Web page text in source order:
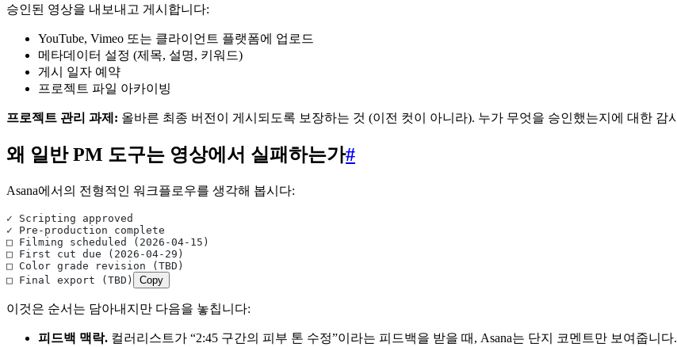
승인된 영상을 내보내고 게시합니다:
YouTube, Vimeo 또는 클라이언트 플랫폼에 업로드
메타데이터 설정 (제목, 설명, 키워드)
게시 일자 예약
프로젝트 파일 아카이빙
프로젝트 관리 과제: 올바른 최종 버전이 게시되도록 보장하는 것 (이전 컷이 아니라). 누가 무엇을 승인했는지에 대한 감
왜 일반 PM 도구는 영상에서 실패하는가#
Asana에서의 전형적인 워크플로우를 생각해 봅시다:
✓ Scripting approved
✓ Pre-production complete
□ Filming scheduled (2026-04-15)
□ First cut due (2026-04-29)
□ Color grade revision (TBD)
□ Final export (TBD)
Copy
이것은 순서는 담아내지만 다음을 놓칩니다:
피드백 맥락. 컬러리스트가 “2:45 구간의 피부 톤 수정”이라는 피드백을 받을 때, Asana는 단지 코멘트만 보여줍니